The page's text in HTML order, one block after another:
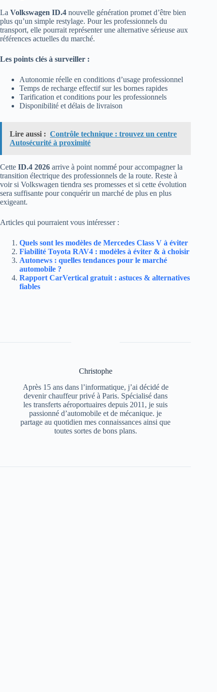
La Volkswagen ID.4 nouvelle génération promet d’être bien
plus qu’un simple restylage. Pour les professionnels du
transport, elle pourrait représenter une alternative sérieuse aux
références actuelles du marché.
Les points clés à surveiller :
Autonomie réelle en conditions d’usage professionnel
Temps de recharge effectif sur les bornes rapides
Tarification et conditions pour les professionnels
Disponibilité et délais de livraison
Lire aussi : Contrôle technique : trouvez un centre
Autosécurité à proximité
Cette ID.4 2026 arrive à point nommé pour accompagner la
transition électrique des professionnels de la route. Reste à
voir si Volkswagen tiendra ses promesses et si cette évolution
sera suffisante pour conquérir un marché de plus en plus
exigeant.
Articles qui pourraient vous intéresser :
Quels sont les modèles de Mercedes Class V à éviter
Fiabilité Toyota RAV4 : modèles à éviter & à choisir
Autonews : quelles tendances pour le marché
automobile ?
Rapport CarVertical gratuit : astuces & alternatives
fiables
Christophe
Après 15 ans dans l’informatique, j’ai décidé de
devenir chauffeur privé à Paris. Spécialisé dans
les transferts aéroportuaires depuis 2011, je suis
passionné d’automobile et de mécanique. je
partage au quotidien mes connaissances ainsi que
toutes sortes de bons plans.